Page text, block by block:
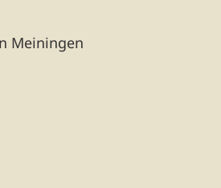
Meiningen